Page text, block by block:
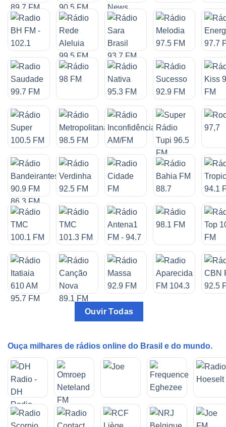
Ouvir Todas
Ouça milhares de rádios online do Brasil e do mundo.